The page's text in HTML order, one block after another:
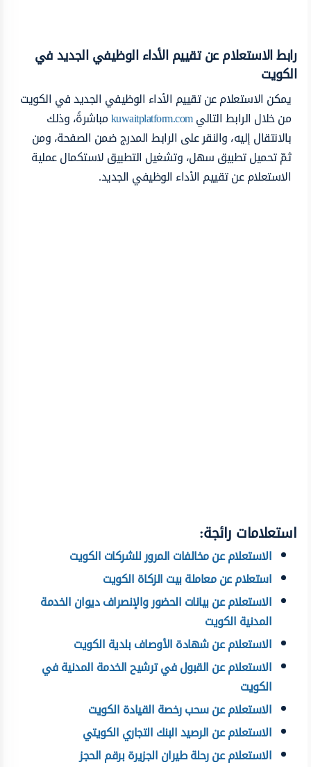
رابط الاستعلام عن تقييم الأداء الوظيفي الجديد في
الكويت
يمكن الاستعلام عن تقييم الأداء الوظيفي الجديد في الكويت
من خلال الرابط التاليkuwaitplatform.comمباشرةً، وذلك
بالانتقال إليه، والنقر على الرابط المدرج ضمن الصفحة، ومن
ثمّ تحميل تطبيق سهل، وتشغيل التطبيق لاستكمال عملية
الاستعلام عن تقييم الأداء الوظيفي الجديد.
استعلامات رائجة:
الاستعلام عن مخالفات المرور للشركات الكويت
استعلام عن معاملة بيت الزكاة الكويت
الاستعلام عن بيانات الحضور والإنصراف ديوان الخدمة
المدنية الكويت
الاستعلام عن شهادة الأوصاف بلدية الكويت
الاستعلام عن القبول في ترشيح الخدمة المدنية في
الكويت
الاستعلام عن سحب رخصة القيادة الكويت
الاستعلام عن الرصيد البنك التجاري الكويتي
الاستعلام عن رحلة طيران الجزيرة برقم الحجز